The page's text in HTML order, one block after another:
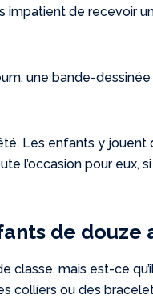
impatient de recevoir
une bande-
Les enfants y jouent
l’occasion pour eux,
de douze
mais est-ce
colliers ou des